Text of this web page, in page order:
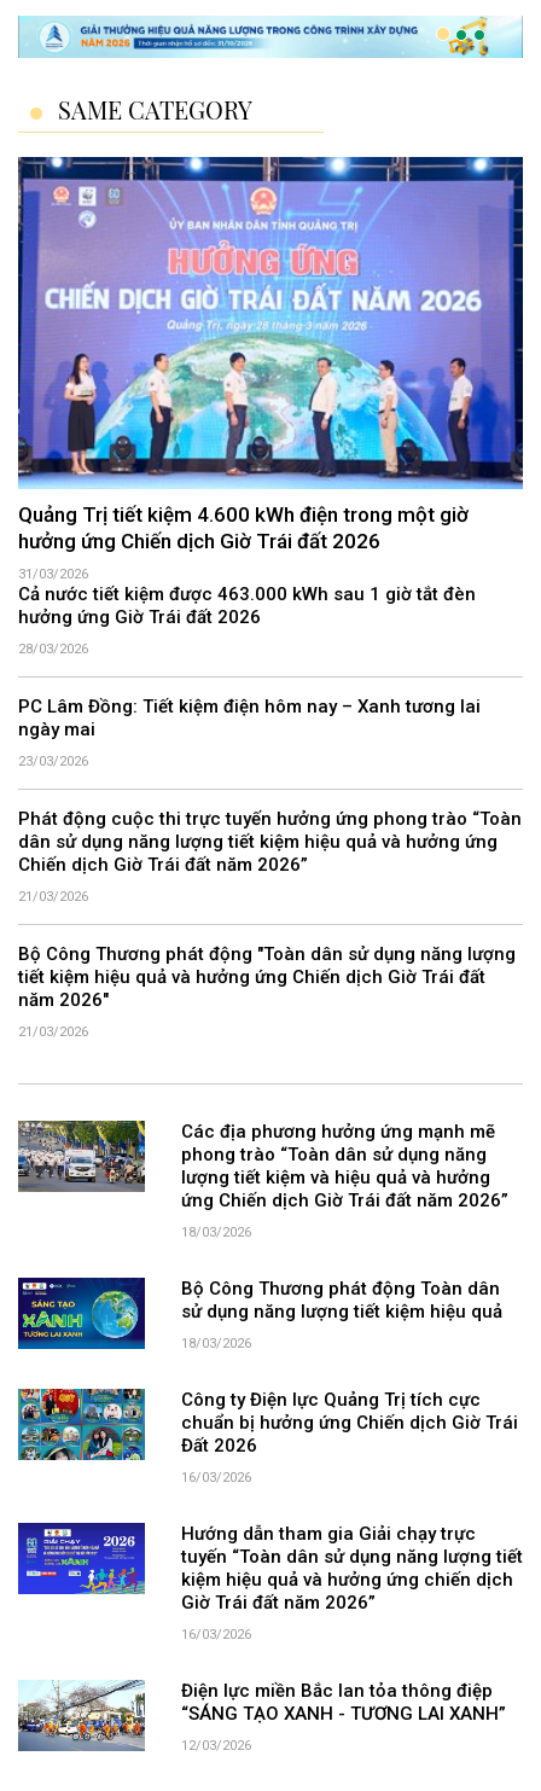
SAME CATEGORY
Quảng Trị tiết kiệm 4.600 kWh điện trong một giờ
hưởng ứng Chiến dịch Giờ Trái đất 2026
31/03/2026
Cả nước tiết kiệm được 463.000 kWh sau 1 giờ tắt đèn
hưởng ứng Giờ Trái đất 2026
28/03/2026
PC Lâm Đồng: Tiết kiệm điện hôm nay – Xanh tương lai
ngày mai
23/03/2026
Phát động cuộc thi trực tuyến hưởng ứng phong trào “Toàn
dân sử dụng năng lượng tiết kiệm hiệu quả và hưởng ứng
Chiến dịch Giờ Trái đất năm 2026”
21/03/2026
Bộ Công Thương phát động "Toàn dân sử dụng năng lượng
tiết kiệm hiệu quả và hưởng ứng Chiến dịch Giờ Trái đất
năm 2026"
21/03/2026
Các địa phương hưởng ứng mạnh mẽ
phong trào “Toàn dân sử dụng năng
lượng tiết kiệm và hiệu quả và hưởng
ứng Chiến dịch Giờ Trái đất năm 2026”
18/03/2026
Bộ Công Thương phát động Toàn dân
sử dụng năng lượng tiết kiệm hiệu quả
18/03/2026
Công ty Điện lực Quảng Trị tích cực
chuẩn bị hưởng ứng Chiến dịch Giờ Trái
Đất 2026
16/03/2026
Hướng dẫn tham gia Giải chạy trực
tuyến “Toàn dân sử dụng năng lượng tiết
kiệm hiệu quả và hưởng ứng chiến dịch
Giờ Trái đất năm 2026”
16/03/2026
Điện lực miền Bắc lan tỏa thông điệp
“SÁNG TẠO XANH - TƯƠNG LAI XANH”
12/03/2026